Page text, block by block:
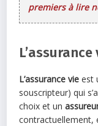
premiers à lire
L’assurance
L’assurance vie est
souscripteur) qui
choix et un
contractuellement,